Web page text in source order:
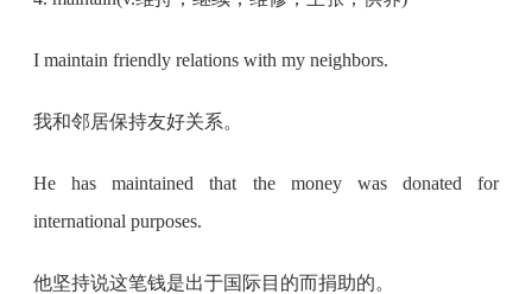
I maintain friendly relations with my neighbors.
我和邻居保持友好关系。
He has maintained that the money was donated for
international purposes.
他坚持说这笔钱是出于国际目的而捐助的。